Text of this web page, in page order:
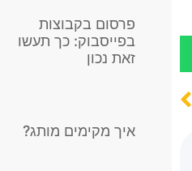
פרסום בקבוצות
בפייסבוק: כך תעשו
זאת נכון
איך מקימים מותג?